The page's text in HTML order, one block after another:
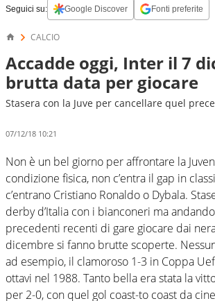
Seguici su: Google Discover Fonti preferite
CALCIO
Accadde oggi, Inter il 7
brutta data per giocare
Stasera con la Juve per cancellare quel
07/12/18 10:21
Non è un bel giorno per affrontare la
condizione fisica, non c’entra il gap in
c’entrano Cristiano Ronaldo o Dybala.
derby d’Italia con i bianconeri ma
precedenti recenti di gare giocare dai
dicembre si fanno brutte scoperte.
ad esempio, il clamoroso 1-3 in Coppa
ottavi nel 1988. Tanto bella era stata la
per 2-0, con quel gol coast-to coast da